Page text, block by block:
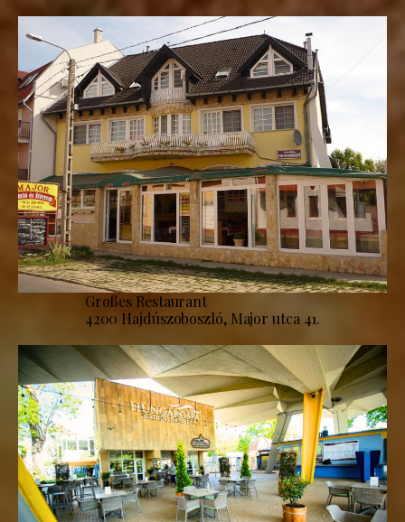
Großes Restaurant
4200 Hajdúszoboszló, Major utca 41.